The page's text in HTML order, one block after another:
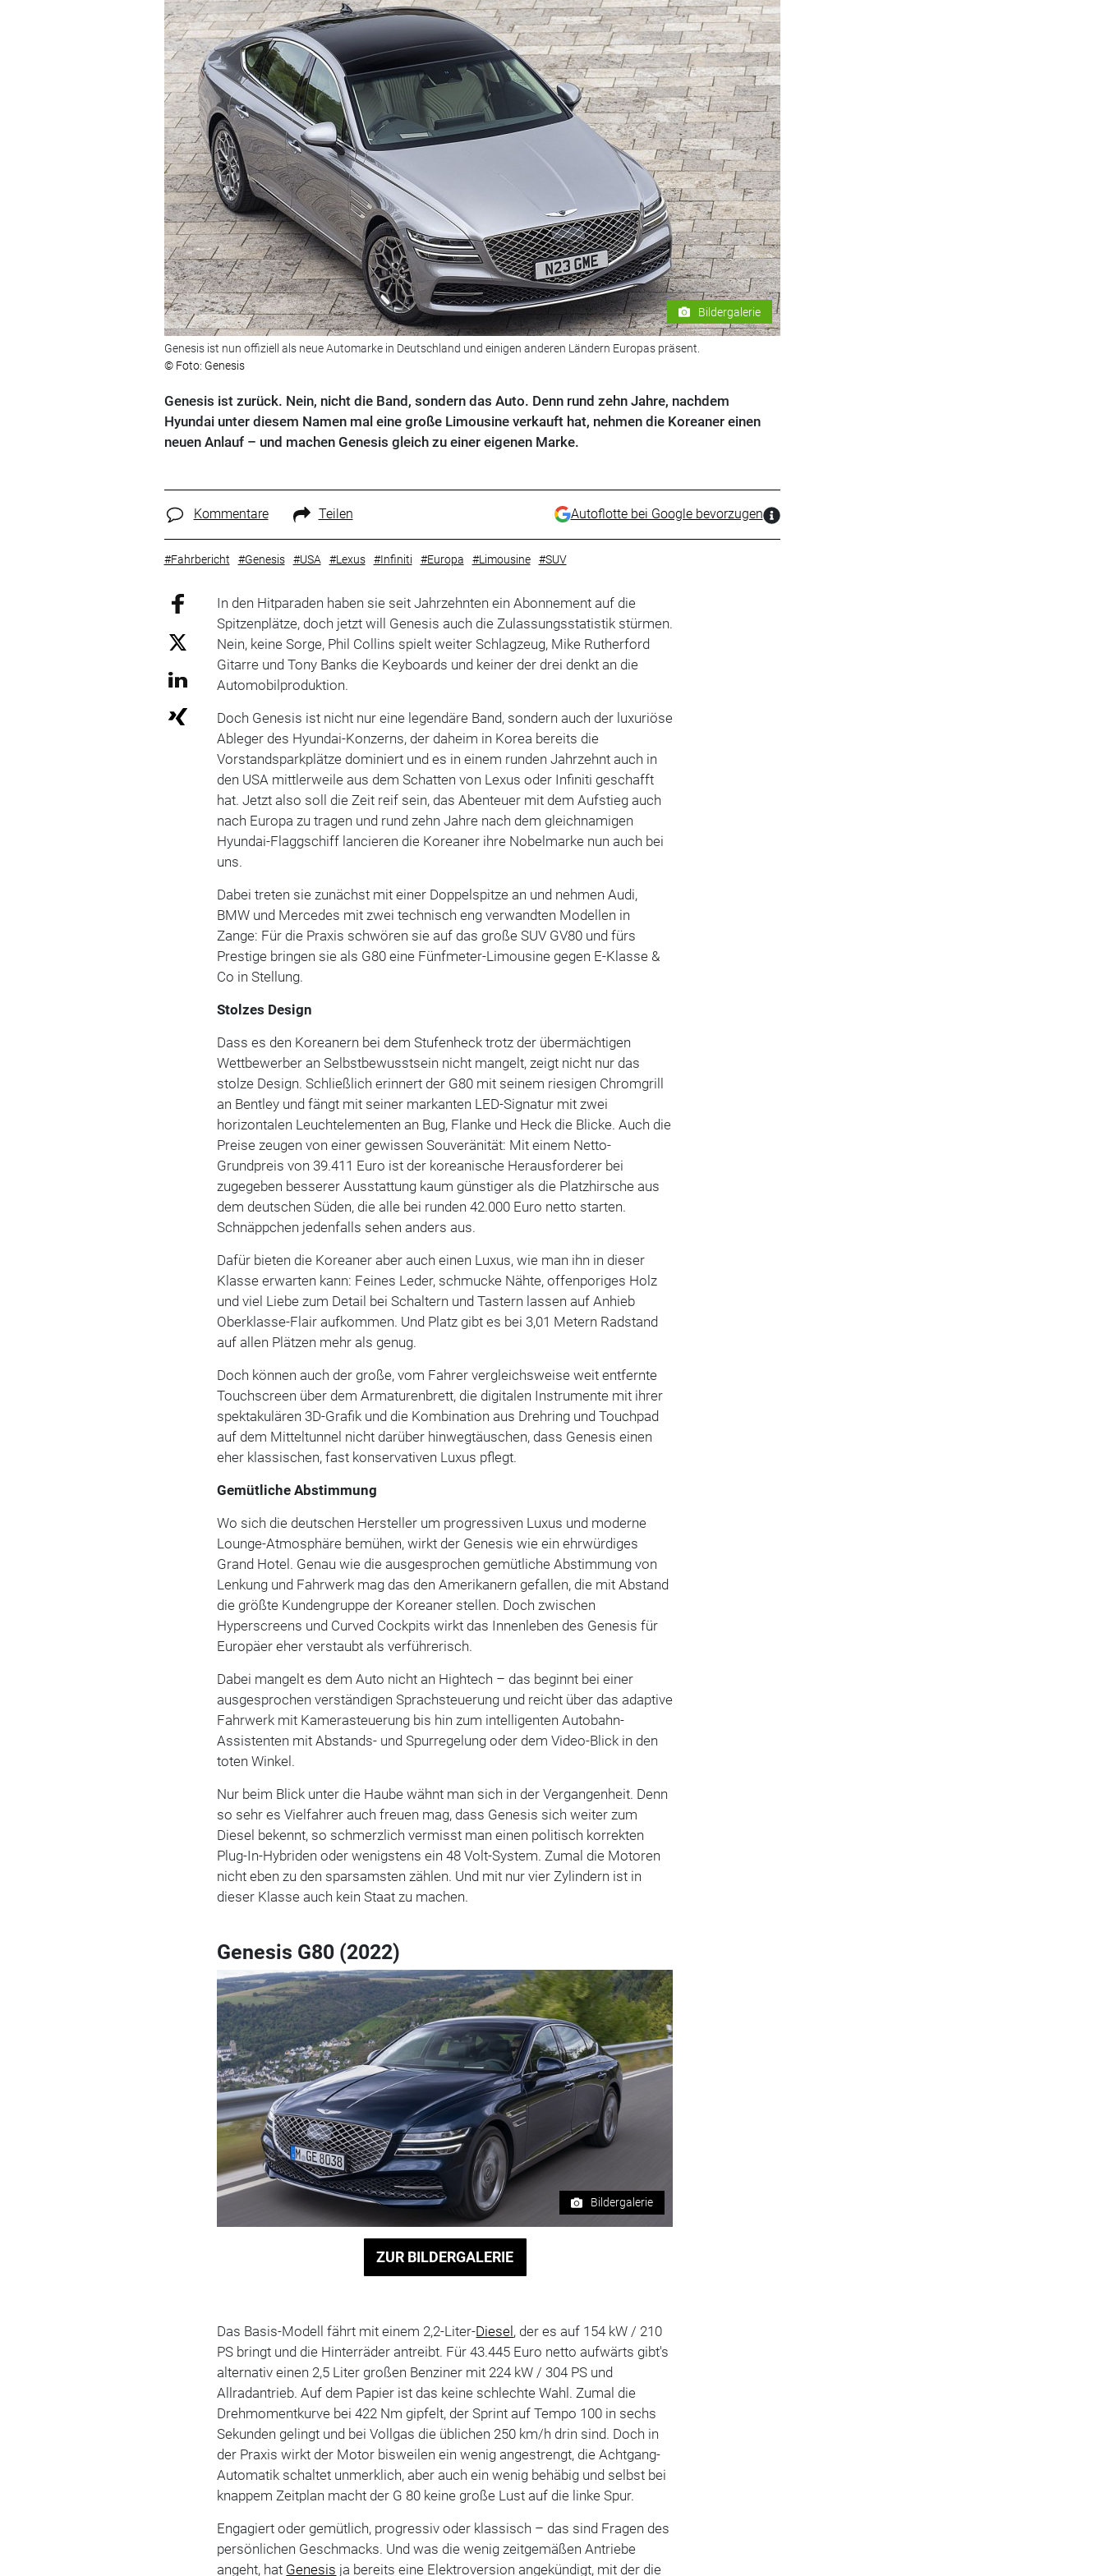
Bildergalerie
Genesis ist nun offiziell als neue Automarke in Deutschland und einigen anderen Ländern Europas präsent.
© Foto: Genesis
Genesis ist zurück. Nein, nicht die Band, sondern das Auto. Denn rund zehn Jahre, nachdem
Hyundai unter diesem Namen mal eine große Limousine verkauft hat, nehmen die Koreaner einen
neuen Anlauf – und machen Genesis gleich zu einer eigenen Marke.
Kommentare Teilen Autoflotte bei Google bevorzugen
#Fahrbericht #Genesis #USA #Lexus #Infiniti #Europa #Limousine #SUV
In den Hitparaden haben sie seit Jahrzehnten ein Abonnement auf die
Spitzenplätze, doch jetzt will Genesis auch die Zulassungsstatistik stürmen.
Nein, keine Sorge, Phil Collins spielt weiter Schlagzeug, Mike Rutherford
Gitarre und Tony Banks die Keyboards und keiner der drei denkt an die
Automobilproduktion.
Doch Genesis ist nicht nur eine legendäre Band, sondern auch der luxuriöse
Ableger des Hyundai-Konzerns, der daheim in Korea bereits die
Vorstandsparkplätze dominiert und es in einem runden Jahrzehnt auch in
den USA mittlerweile aus dem Schatten von Lexus oder Infiniti geschafft
hat. Jetzt also soll die Zeit reif sein, das Abenteuer mit dem Aufstieg auch
nach Europa zu tragen und rund zehn Jahre nach dem gleichnamigen
Hyundai-Flaggschiff lancieren die Koreaner ihre Nobelmarke nun auch bei
uns.
Dabei treten sie zunächst mit einer Doppelspitze an und nehmen Audi,
BMW und Mercedes mit zwei technisch eng verwandten Modellen in
Zange: Für die Praxis schwören sie auf das große SUV GV80 und fürs
Prestige bringen sie als G80 eine Fünfmeter-Limousine gegen E-Klasse &
Co in Stellung.
Stolzes Design
Dass es den Koreanern bei dem Stufenheck trotz der übermächtigen
Wettbewerber an Selbstbewusstsein nicht mangelt, zeigt nicht nur das
stolze Design. Schließlich erinnert der G80 mit seinem riesigen Chromgrill
an Bentley und fängt mit seiner markanten LED-Signatur mit zwei
horizontalen Leuchtelementen an Bug, Flanke und Heck die Blicke. Auch die
Preise zeugen von einer gewissen Souveränität: Mit einem Netto-
Grundpreis von 39.411 Euro ist der koreanische Herausforderer bei
zugegeben besserer Ausstattung kaum günstiger als die Platzhirsche aus
dem deutschen Süden, die alle bei runden 42.000 Euro netto starten.
Schnäppchen jedenfalls sehen anders aus.
Dafür bieten die Koreaner aber auch einen Luxus, wie man ihn in dieser
Klasse erwarten kann: Feines Leder, schmucke Nähte, offenporiges Holz
und viel Liebe zum Detail bei Schaltern und Tastern lassen auf Anhieb
Oberklasse-Flair aufkommen. Und Platz gibt es bei 3,01 Metern Radstand
auf allen Plätzen mehr als genug.
Doch können auch der große, vom Fahrer vergleichsweise weit entfernte
Touchscreen über dem Armaturenbrett, die digitalen Instrumente mit ihrer
spektakulären 3D-Grafik und die Kombination aus Drehring und Touchpad
auf dem Mitteltunnel nicht darüber hinwegtäuschen, dass Genesis einen
eher klassischen, fast konservativen Luxus pflegt.
Gemütliche Abstimmung
Wo sich die deutschen Hersteller um progressiven Luxus und moderne
Lounge-Atmosphäre bemühen, wirkt der Genesis wie ein ehrwürdiges
Grand Hotel. Genau wie die ausgesprochen gemütliche Abstimmung von
Lenkung und Fahrwerk mag das den Amerikanern gefallen, die mit Abstand
die größte Kundengruppe der Koreaner stellen. Doch zwischen
Hyperscreens und Curved Cockpits wirkt das Innenleben des Genesis für
Europäer eher verstaubt als verführerisch.
Dabei mangelt es dem Auto nicht an Hightech – das beginnt bei einer
ausgesprochen verständigen Sprachsteuerung und reicht über das adaptive
Fahrwerk mit Kamerasteuerung bis hin zum intelligenten Autobahn-
Assistenten mit Abstands- und Spurregelung oder dem Video-Blick in den
toten Winkel.
Nur beim Blick unter die Haube wähnt man sich in der Vergangenheit. Denn
so sehr es Vielfahrer auch freuen mag, dass Genesis sich weiter zum
Diesel bekennt, so schmerzlich vermisst man einen politisch korrekten
Plug-In-Hybriden oder wenigstens ein 48 Volt-System. Zumal die Motoren
nicht eben zu den sparsamsten zählen. Und mit nur vier Zylindern ist in
dieser Klasse auch kein Staat zu machen.
Genesis G80 (2022)
Bildergalerie
ZUR BILDERGALERIE
Das Basis-Modell fährt mit einem 2,2-Liter-Diesel , der es auf 154 kW / 210
PS bringt und die Hinterräder antreibt. Für 43.445 Euro netto aufwärts gibt's
alternativ einen 2,5 Liter großen Benziner mit 224 kW / 304 PS und
Allradantrieb. Auf dem Papier ist das keine schlechte Wahl. Zumal die
Drehmomentkurve bei 422 Nm gipfelt, der Sprint auf Tempo 100 in sechs
Sekunden gelingt und bei Vollgas die üblichen 250 km/h drin sind. Doch in
der Praxis wirkt der Motor bisweilen ein wenig angestrengt, die Achtgang-
Automatik schaltet unmerklich, aber auch ein wenig behäbig und selbst bei
knappem Zeitplan macht der G 80 keine große Lust auf die linke Spur.
Engagiert oder gemütlich, progressiv oder klassisch – das sind Fragen des
persönlichen Geschmacks. Und was die wenig zeitgemäßen Antriebe
angeht, hat Genesis ja bereits eine Elektroversion angekündigt, mit der die